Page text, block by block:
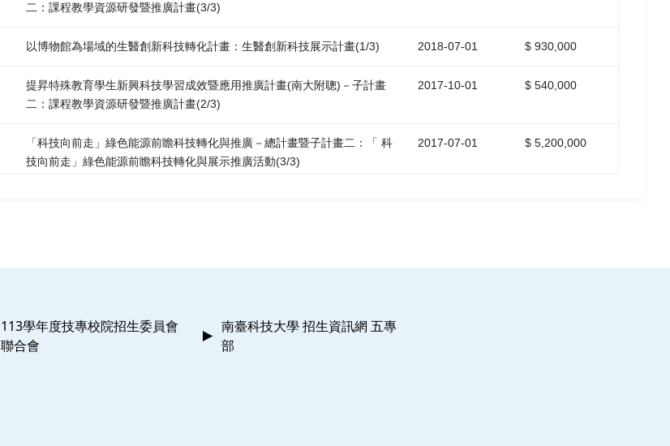
二：課程教學資源研發暨推廣計畫(3/3)
以博物館為場域的生醫創新科技轉化計畫：生醫創新科技展示計畫(1/3) 2018-07-01 $ 930,000
提昇特殊教育學生新興科技學習成效暨應用推廣計畫(南大附聰)－子計畫
二：課程教學資源研發暨推廣計畫(2/3)
2017-10-01 $ 540,000
「科技向前走」綠色能源前瞻科技轉化與推廣－總計畫暨子計畫二：「 科
技向前走」綠色能源前瞻科技轉化與展示推廣活動(3/3)
2017-07-01 $ 5,200,000
科技向前走」綠色能源前瞻科技轉化與推廣－總計畫暨子計畫二：「科技
113學年度技專校院招生委員會
聯合會
南臺科技大學 招生資訊網 五專
部